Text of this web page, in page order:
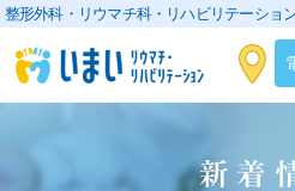
整形外科・リウマチ科・リハビリテーショ
新着